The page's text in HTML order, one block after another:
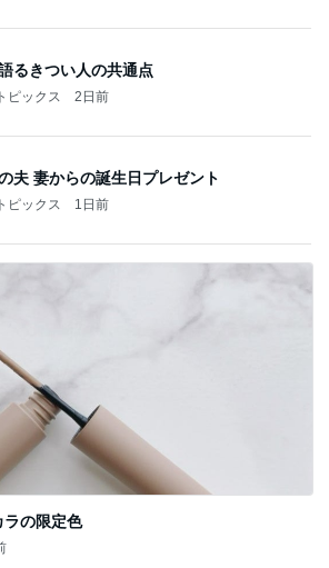
るきつい人の共通点
ピックス 2日前
夫 妻からの誕生日プレゼント
ピックス 1日前
ラの限定色